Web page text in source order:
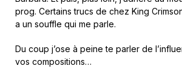
prog. Certains trucs de chez King
a un souffle qui me parle.
Du coup j’ose à peine te parler de
vos compositions…